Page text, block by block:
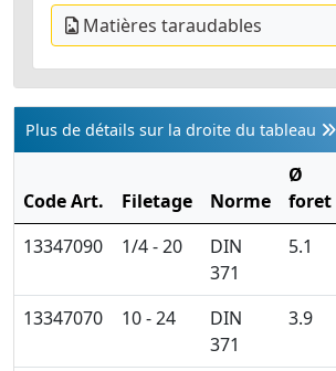
Matières taraudables
Plus de détails sur la droite du tableau
Code Art. Filetage Norme
Ø
foret
13347090
1/4 - 20
DIN
371
5.1
13347070 10 - 24
DIN
371
3.9